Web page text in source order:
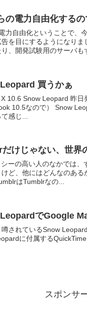
の電力自由化する
力自由化ということで、
告を目にするようになり
り、開発試験用のサーバ
買うかぁ
10.6 Snow Leopard 昨日
10.5なので） Snow
感じ...
けじゃない、世界
ーの高い人のなかでは
けど、他にはどんなのあ
はTumblrなの...
でGoogle
噂されているSnow
に付属する
スポンサ